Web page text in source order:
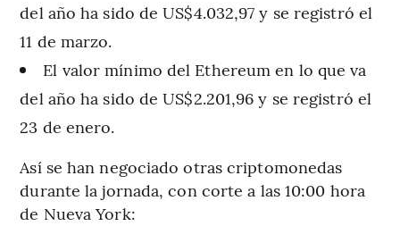
del año ha sido de US$4.032,97 y se registró el
11 de marzo.
El valor mínimo del Ethereum en lo que va
del año ha sido de US$2.201,96 y se registró el
23 de enero.
Así se han negociado otras criptomonedas
durante la jornada, con corte a las 10:00 hora
de Nueva York: